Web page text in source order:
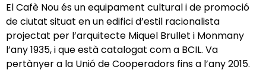
El Cafè Nou és un equipament cultural i de promoció
de ciutat situat en un edifici d’estil racionalista
projectat per l’arquitecte Miquel Brullet i Monmany
l’any 1935, i que està catalogat com a BCIL. Va
pertànyer a la Unió de Cooperadors fins a l’any 2015.